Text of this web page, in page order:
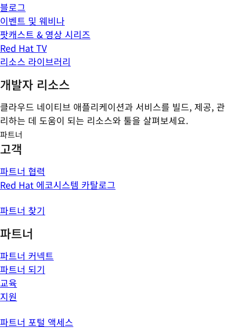
블로그
이벤트 및 웨비나
팟캐스트 & 영상 시리즈
Red Hat TV
리소스 라이브러리
개발자 리소스
클라우드 네이티브 애플리케이션과 서비스를 빌드, 제공, 관
리하는 데 도움이 되는 리소스와 툴을 살펴보세요.
파트너
고객
파트너 협력
Red Hat 에코시스템 카탈로그
파트너 찾기
파트너
파트너 커넥트
파트너 되기
교육
지원
파트너 포털 액세스